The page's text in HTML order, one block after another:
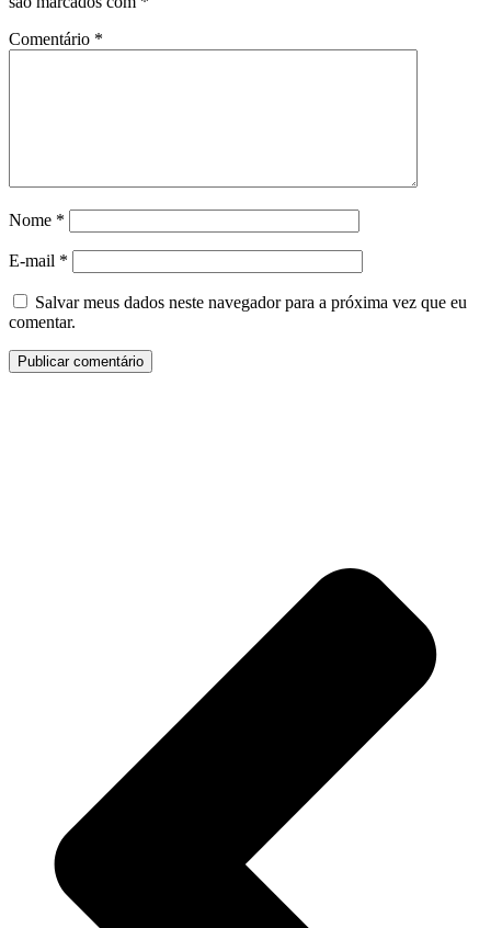
Comentário *
Nome *
E-mail *
Salvar meus dados neste navegador para a próxima vez que eu
comentar.